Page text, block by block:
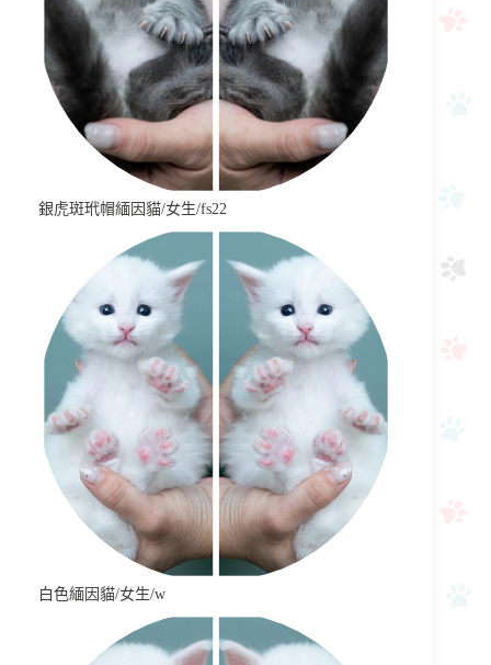
銀虎斑玳帽緬因貓/女生/fs22
白色緬因貓/女生/w